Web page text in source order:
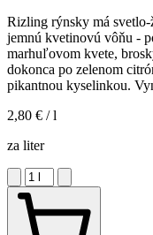
Rizling rýnsky má
jemnú kvetinovú vôňu -
marhuľovom kvete,
dokonca po zelenom
pikantnou kyselinkou.
2,80 € / l
za liter